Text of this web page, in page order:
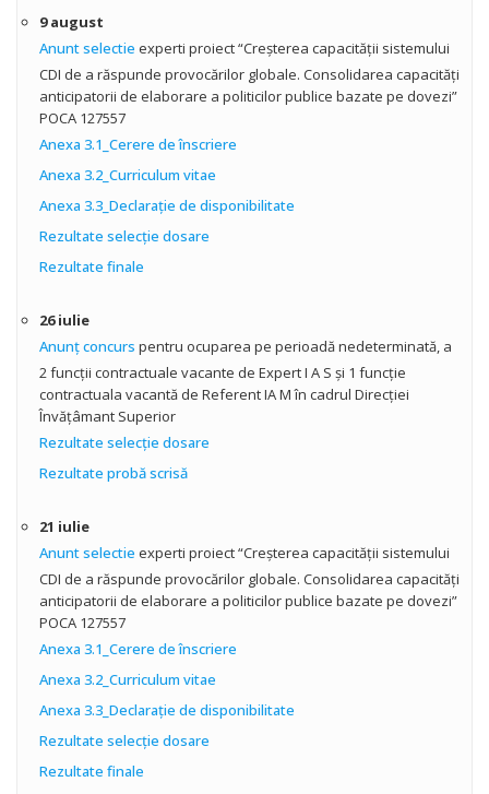
9 august
Anunt selectie experti proiect “Creșterea capacității sistemului
CDI de a răspunde provocărilor globale. Consolidarea capacități
anticipatorii de elaborare a politicilor publice bazate pe dovezi”
POCA 127557
Anexa 3.1_Cerere de înscriere
Anexa 3.2_Curriculum vitae
Anexa 3.3_Declarație de disponibilitate
Rezultate selecţie dosare
Rezultate finale
26 iulie
Anunţ concurs pentru ocuparea pe perioadă nedeterminată, a
2 funcţii contractuale vacante de Expert I A S şi 1 funcţie
contractuala vacantă de Referent IA M în cadrul Direcţiei
Învăţâmant Superior
Rezultate selecţie dosare
Rezultate probă scrisă
21 iulie
Anunt selectie experti proiect “Creșterea capacității sistemului
CDI de a răspunde provocărilor globale. Consolidarea capacități
anticipatorii de elaborare a politicilor publice bazate pe dovezi”
POCA 127557
Anexa 3.1_Cerere de înscriere
Anexa 3.2_Curriculum vitae
Anexa 3.3_Declarație de disponibilitate
Rezultate selecţie dosare
Rezultate finale